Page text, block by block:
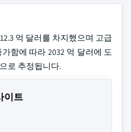
억 달러를 차지했으며 고급
함에 따라 2032 억 달러에 도
로 추정됩니다.
이트